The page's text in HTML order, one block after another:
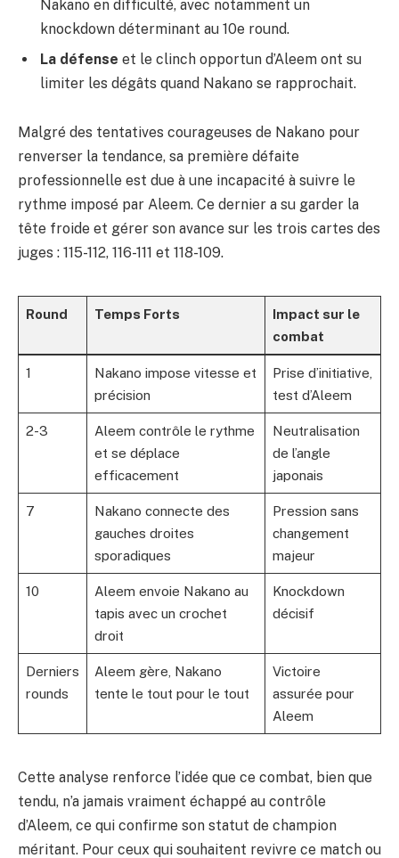
Nakano en difficulté, avec notamment un
knockdown déterminant au 10e round.
La défense et le clinch opportun d’Aleem ont su
limiter les dégâts quand Nakano se rapprochait.
Malgré des tentatives courageuses de Nakano pour
renverser la tendance, sa première défaite
professionnelle est due à une incapacité à suivre le
rythme imposé par Aleem. Ce dernier a su garder la
tête froide et gérer son avance sur les trois cartes des
juges : 115-112, 116-111 et 118-109.
Round Temps Forts
Impact sur le
combat
1
Nakano impose vitesse et
précision
Prise d’initiative,
test d’Aleem
2-3
Aleem contrôle le rythme
et se déplace
efficacement
Neutralisation
de l’angle
japonais
7
Nakano connecte des
gauches droites
sporadiques
Pression sans
changement
majeur
10
Aleem envoie Nakano au
tapis avec un crochet
droit
Knockdown
décisif
Derniers
rounds
Aleem gère, Nakano
tente le tout pour le tout
Victoire
assurée pour
Aleem
Cette analyse renforce l’idée que ce combat, bien que
tendu, n’a jamais vraiment échappé au contrôle
d’Aleem, ce qui confirme son statut de champion
méritant. Pour ceux qui souhaitent revivre ce match ou